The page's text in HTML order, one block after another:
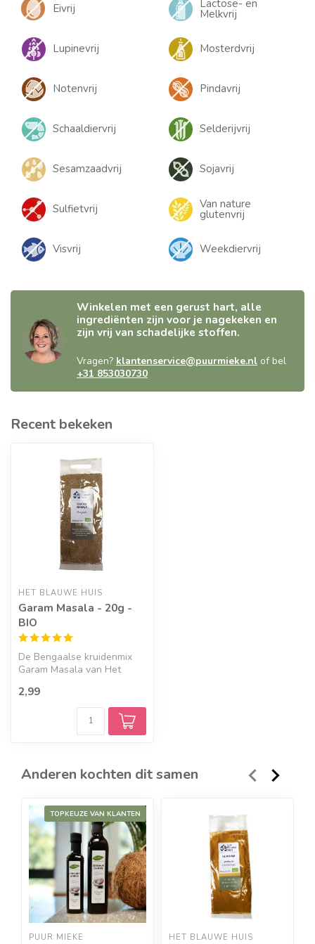
Eivrij Lactose- en
Melkvrij
Lupinevrij Mosterdvrij
Notenvrij Pindavrij
Schaaldiervrij Selderijvrij
Sesamzaadvrij Sojavrij
Sulfietvrij Van nature
glutenvrij
Visvrij Weekdiervrij
Winkelen met een gerust hart, alle
ingrediënten zijn voor je nagekeken en
zijn vrij van schadelijke stoffen.
Vragen? klantenservice@puurmieke.nl of bel
+31 853030730
Recent bekeken
HET BLAUWE HUIS
Garam Masala - 20g -
BIO
De Bengaalse kruidenmix
Garam Masala van Het
gecertifi...
2,99
Anderen kochten dit samen
TOPKEUZE VAN KLANTEN
PUUR MIEKE HET BLAUWE HUIS